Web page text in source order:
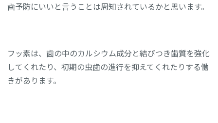
歯予防にいいと言うことは周知されているかと思います。
フッ素は、歯の中のカルシウム成分と結びつき歯質を強化
してくれたり、初期の虫歯の進行を抑えてくれたりする働
きがあります。